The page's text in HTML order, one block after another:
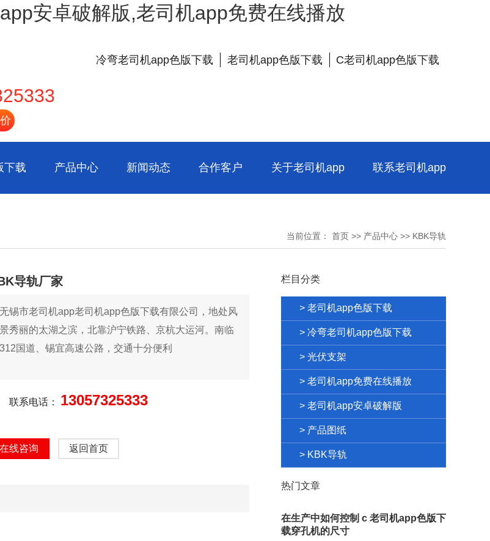
安卓破解版,老司机app免费在线播放
冷弯老司机app色版下载 老司机app色版下载 C老司机app色版下载
下载 产品中心 新闻动态 合作客户 关于老司机app 联系老司机app
当前位置： 首页 >> 产品中心 >> KBK导轨
导轨厂家
无锡市老司机app老司机app色版下载有限公司，地处风
景秀丽的太湖之滨，北靠沪宁铁路、京杭大运河。南临
312国道、锡宜高速公路，交通十分便利
联系电话： 13057325333
在线咨询 返回首页
栏目分类
> 老司机app色版下载
> 冷弯老司机app色版下载
> 光伏支架
> 老司机app免费在线播放
> 老司机app安卓破解版
> 产品图纸
> KBK导轨
热门文章
在生产中如何控制 c 老司机app色版下
载穿孔机的尺寸